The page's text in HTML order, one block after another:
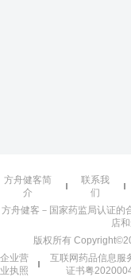
方舟健客简
介
联系我
们
方舟健客－国家药监局认证的
店
版权所有
企业营
业执照
互联网药品信息服
证书粤